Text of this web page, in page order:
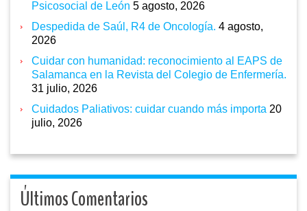
Psicosocial de León 5 agosto, 2026
Despedida de Saúl, R4 de Oncología. 4 agosto,
2026
Cuidar con humanidad: reconocimiento al EAPS de
Salamanca en la Revista del Colegio de Enfermería.
31 julio, 2026
Cuidados Paliativos: cuidar cuando más importa 20
julio, 2026
Últimos Comentarios